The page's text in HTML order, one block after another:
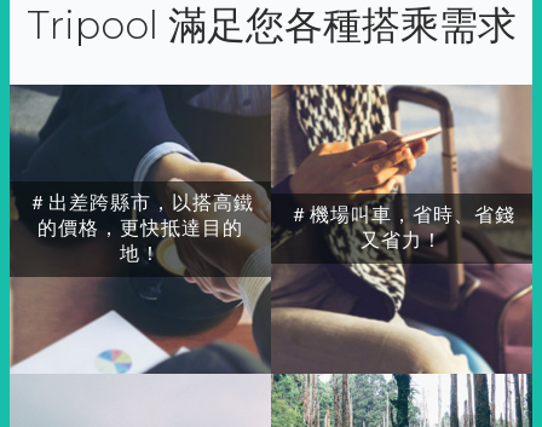
Tripool 滿足您各種搭乘需求
＃出差跨縣市，以搭高鐵
的價格，更快抵達目的
地！
＃機場叫車，省時、省錢
又省力！